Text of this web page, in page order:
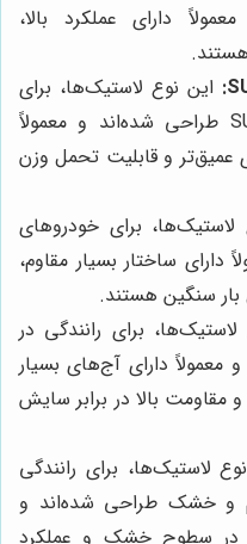
دارای عملکرد بالا،
این نوع لاستیک‌ها، برای
خودروهای شاسی‌بلند و SUV طراحی شده‌اند و معمولاً
عمیق‌تر و قابلیت تحمل وزن
لاستیک‌ها، برای خودروهای
ساختار بسیار مقاوم،
سنگین هستند.
برای رانندگی در
معمولاً دارای آج‌های بسیار
مقاومت بالا در برابر سایش
لاستیک‌ها، برای رانندگی
و خشک طراحی شده‌اند و
در سطوح خشک و عملکرد